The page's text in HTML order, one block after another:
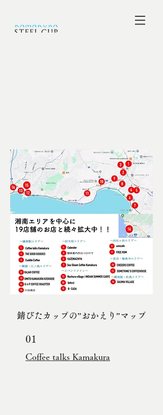
錆びたカップの”おかえり”マップ
01
Coffee talks Kamakura